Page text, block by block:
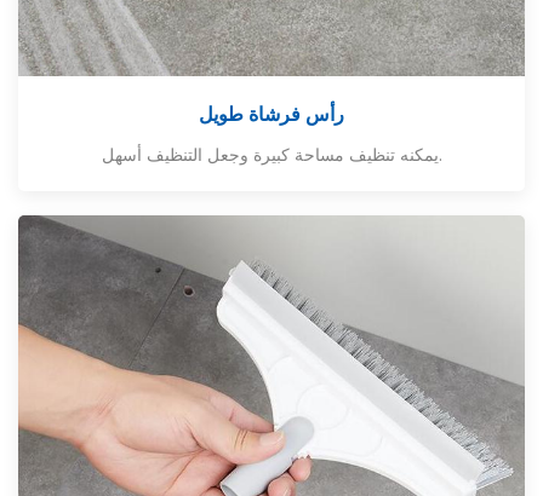
رأس فرشاة طويل
يمكنه تنظيف مساحة كبيرة وجعل التنظيف أسهل.